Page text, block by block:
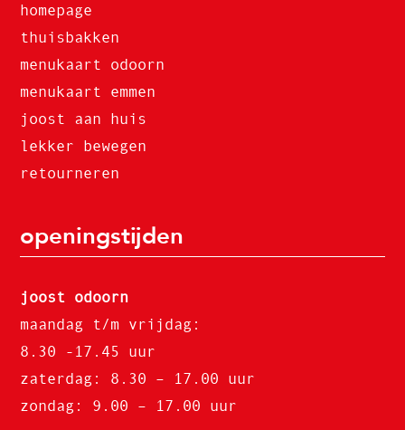
homepage
thuisbakken
menukaart odoorn
menukaart emmen
joost aan huis
lekker bewegen
retourneren
openingstijden
joost odoorn
maandag t/m vrijdag:
8.30 -17.45 uur
zaterdag: 8.30 – 17.00 uur
zondag: 9.00 – 17.00 uur